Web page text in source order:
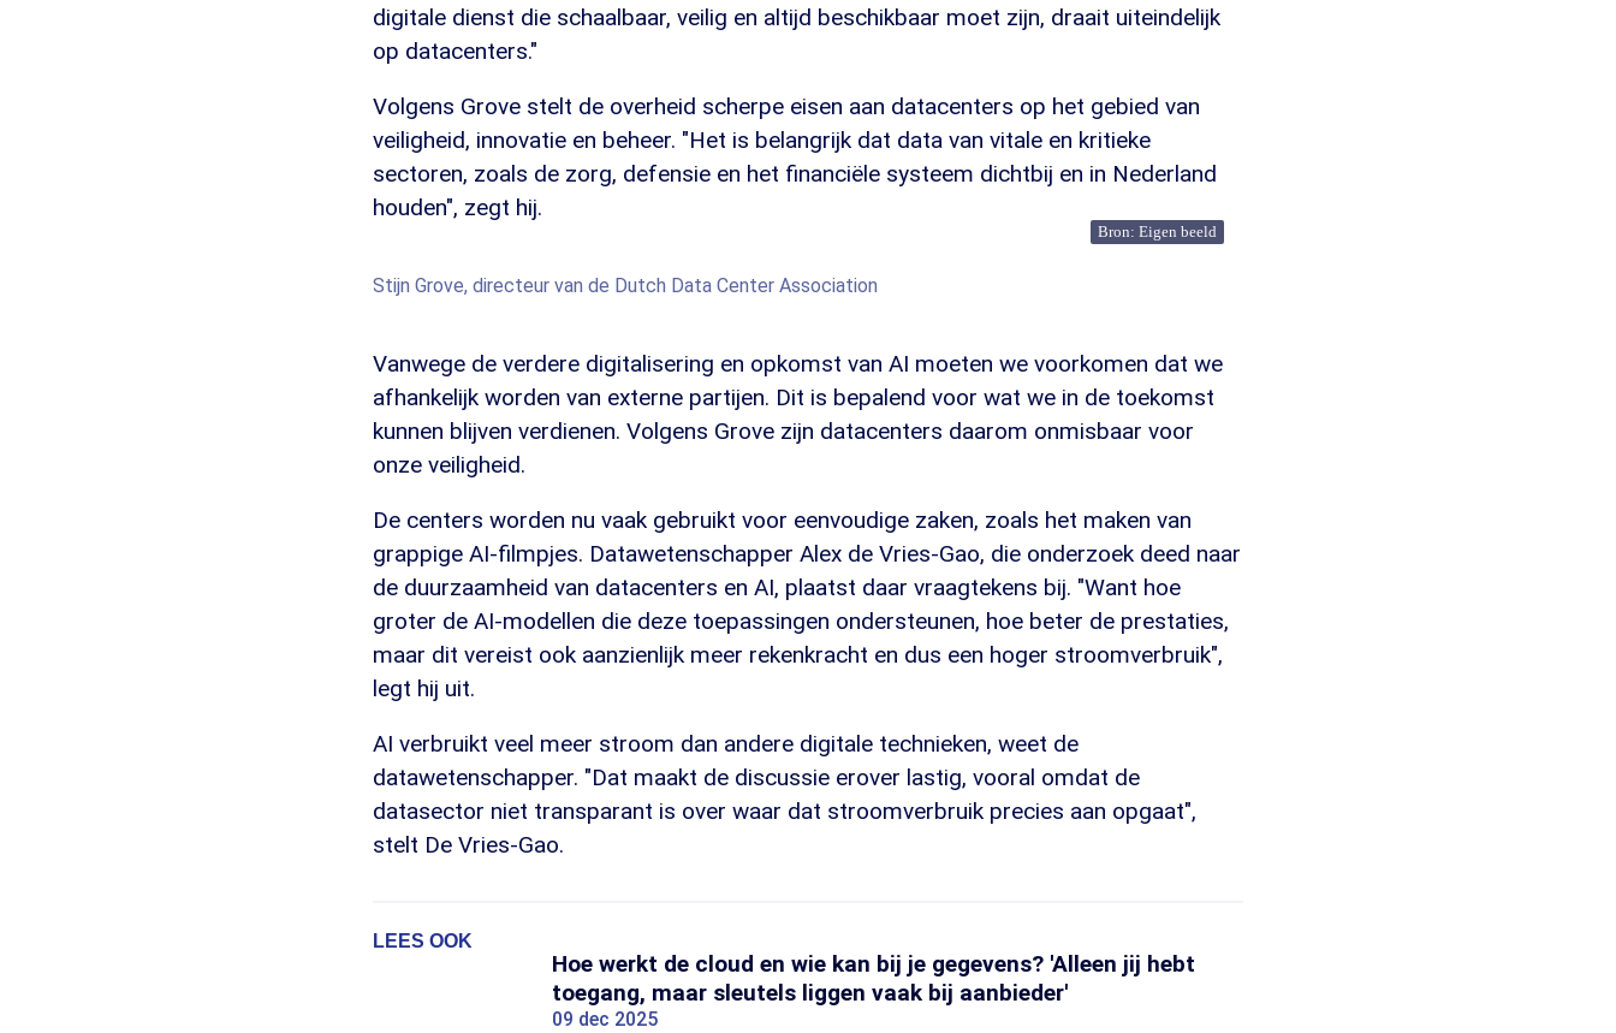
digitale dienst die schaalbaar, veilig en altijd beschikbaar moet zijn, draait uiteindelijk
op datacenters."
Volgens Grove stelt de overheid scherpe eisen aan datacenters op het gebied van
veiligheid, innovatie en beheer. "Het is belangrijk dat data van vitale en kritieke
sectoren, zoals de zorg, defensie en het financiële systeem dichtbij en in Nederland
houden", zegt hij.
Bron: Eigen beeld
Stijn Grove, directeur van de Dutch Data Center Association
Vanwege de verdere digitalisering en opkomst van AI moeten we voorkomen dat we
afhankelijk worden van externe partijen. Dit is bepalend voor wat we in de toekomst
kunnen blijven verdienen. Volgens Grove zijn datacenters daarom onmisbaar voor
onze veiligheid.
De centers worden nu vaak gebruikt voor eenvoudige zaken, zoals het maken van
grappige AI-filmpjes. Datawetenschapper Alex de Vries-Gao, die onderzoek deed naar
de duurzaamheid van datacenters en AI, plaatst daar vraagtekens bij. "Want hoe
groter de AI-modellen die deze toepassingen ondersteunen, hoe beter de prestaties,
maar dit vereist ook aanzienlijk meer rekenkracht en dus een hoger stroomverbruik",
legt hij uit.
AI verbruikt veel meer stroom dan andere digitale technieken, weet de
datawetenschapper. "Dat maakt de discussie erover lastig, vooral omdat de
datasector niet transparant is over waar dat stroomverbruik precies aan opgaat",
stelt De Vries-Gao.
LEES OOK
Hoe werkt de cloud en wie kan bij je gegevens? 'Alleen jij hebt
toegang, maar sleutels liggen vaak bij aanbieder'
09 dec 2025